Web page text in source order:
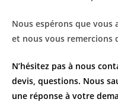
Nous espérons que vous
et nous vous remercions
N’hésitez pas à nous
devis, questions. Nous
une réponse à votre